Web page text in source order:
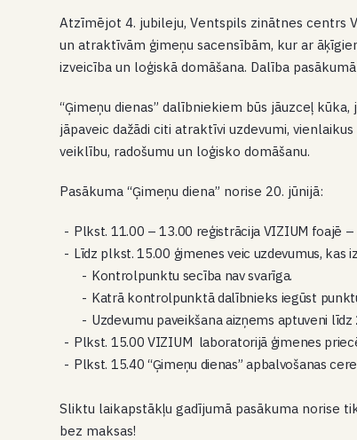
Atzīmējot 4. jubileju, Ventspils zinātnes centrs
un atraktīvām ģimeņu sacensībām, kur ar
izveicība un loģiskā domāšana. Dalība
“Ģimeņu dienas” dalībniekiem būs jāuzceļ
jāpaveic dažādi citi atraktīvi uzdevumi,
veiklību, radošumu un loģisko domāšanu.
Pasākuma “Ģimeņu diena” norise 20. jūnijā:
Plkst. 11.00 – 13.00 reģistrācija VIZIUM foajē
Līdz plkst. 15.00 ģimenes veic uzdevumus, kas
Kontrolpunktu secība nav svarīga.
Katrā kontrolpunktā dalībnieks iegūst
Uzdevumu paveikšana aizņems aptuveni
Plkst. 15.00 VIZIUM laboratorijā ģimenes
Plkst. 15.40 “Ģimeņu dienas” apbalvošanas
Sliktu laikapstākļu gadījumā pasākuma norise
bez maksas!